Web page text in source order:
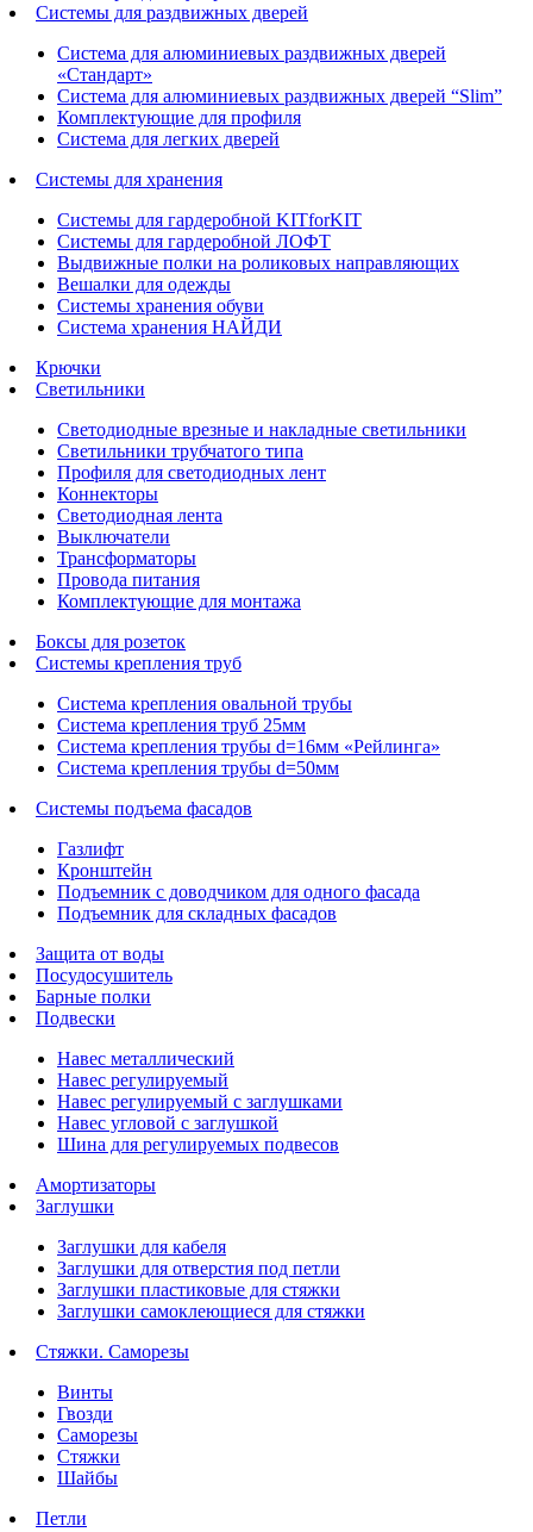
Системы для раздвижных дверей
Система для алюминиевых раздвижных дверей
«Стандарт»
Система для алюминиевых раздвижных дверей “Slim”
Комплектующие для профиля
Система для легких дверей
Системы для хранения
Системы для гардеробной KITforKIT
Системы для гардеробной ЛОФТ
Выдвижные полки на роликовых направляющих
Вешалки для одежды
Системы хранения обуви
Система хранения НАЙДИ
Крючки
Светильники
Светодиодные врезные и накладные светильники
Светильники трубчатого типа
Профиля для светодиодных лент
Коннекторы
Светодиодная лента
Выключатели
Трансформаторы
Провода питания
Комплектующие для монтажа
Боксы для розеток
Системы крепления труб
Система крепления овальной трубы
Система крепления труб 25мм
Система крепления трубы d=16мм «Рейлинга»
Система крепления трубы d=50мм
Системы подъема фасадов
Газлифт
Кронштейн
Подъемник с доводчиком для одного фасада
Подъемник для складных фасадов
Защита от воды
Посудосушитель
Барные полки
Подвески
Навес металлический
Навес регулируемый
Навес регулируемый с заглушками
Навес угловой с заглушкой
Шина для регулируемых подвесов
Амортизаторы
Заглушки
Заглушки для кабеля
Заглушки для отверстия под петли
Заглушки пластиковые для стяжки
Заглушки самоклеющиеся для стяжки
Стяжки. Саморезы
Винты
Гвозди
Саморезы
Стяжки
Шайбы
Петли